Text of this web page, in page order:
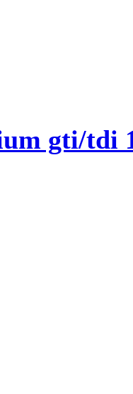
gti/tdi